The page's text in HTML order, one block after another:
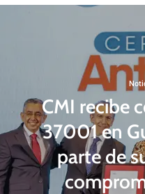
CMI recibe
37001 en
parte de